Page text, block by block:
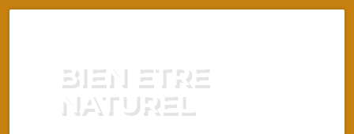
BIEN ETRE
NATUREL